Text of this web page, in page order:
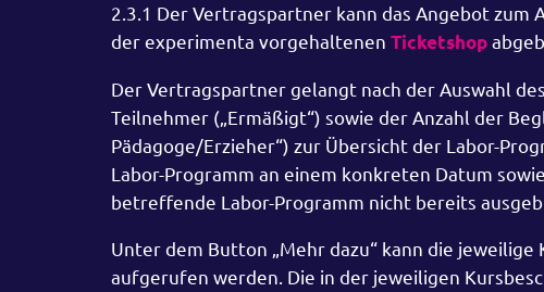
2.3.1 Der Vertragspartner kann das Angebot zum
der experimenta vorgehaltenen Ticketshop
Der Vertragspartner gelangt nach der Auswahl
Teilnehmer („Ermäßigt“) sowie der Anzahl der
Pädagoge/Erzieher“) zur Übersicht der Labor-
Labor-Programm an einem konkreten Datum
betreffende Labor-Programm nicht bereits
Unter dem Button „Mehr dazu“ kann die
aufgerufen werden. Die in der jeweiligen